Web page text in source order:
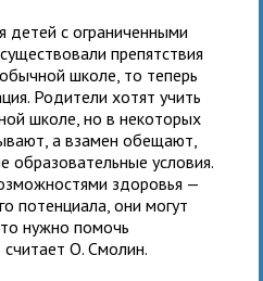
детей с ограниченными
препятствия
школе, то теперь
Родители хотят учить
школе, но в некоторых
а взамен обещают,
образовательные условия.
здоровья —
потенциала, они могут
нужно помочь
О. Смолин.